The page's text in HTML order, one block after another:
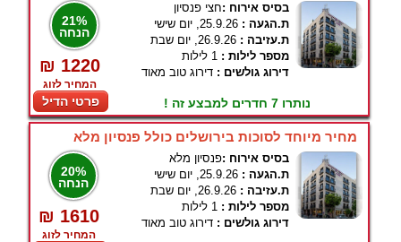
21%
הנחה
₪ 1220
המחיר לזוג
פרטי הדיל
בסיס אירוח :חצי פנסיון
ת.הגעה : 25.9.26, יום שישי
ת.עזיבה : 26.9.26, יום שבת
מספר לילות : 1 לילות
דירוג גולשים : דירוג טוב מאוד
נותרו 7 חדרים למבצע זה !
מחיר מיוחד לסוכות בירושלים כולל פנסיון מלא
20%
הנחה
₪ 1610
המחיר לזוג
בסיס אירוח :פנסיון מלא
ת.הגעה : 25.9.26, יום שישי
ת.עזיבה : 26.9.26, יום שבת
מספר לילות : 1 לילות
דירוג גולשים : דירוג טוב מאוד